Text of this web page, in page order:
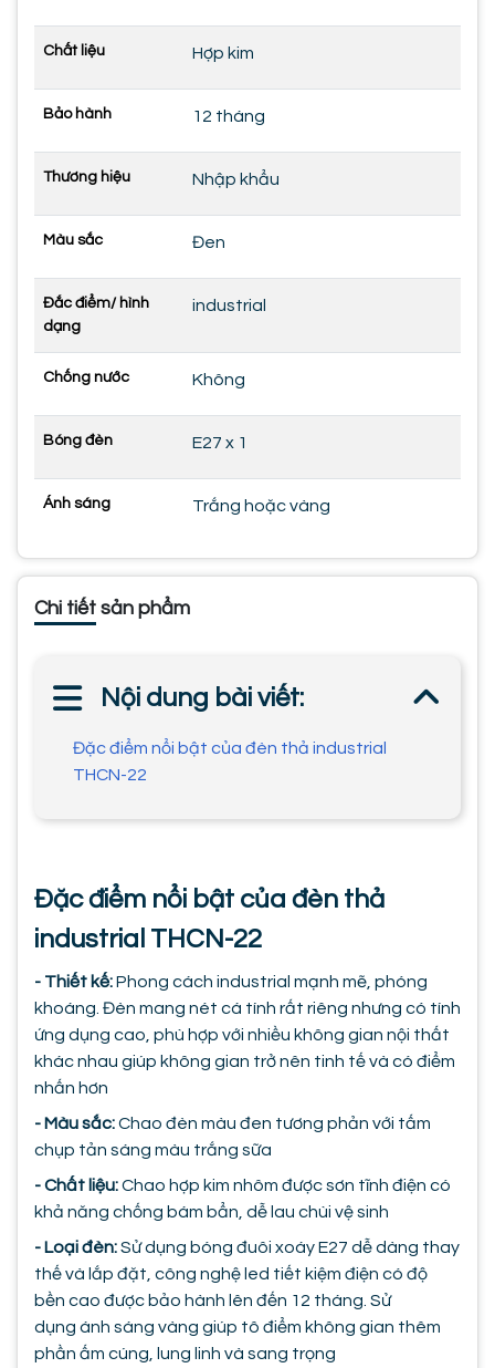
Chất liệu Hợp kim
Bảo hành 12 tháng
Thương hiệu Nhập khẩu
Màu sắc Đen
Đắc điểm/ hình
dạng
industrial
Chống nước Không
Bóng đèn E27 x 1
Ánh sáng Trắng hoặc vàng
Chi tiết sản phẩm
Nội dung bài viết:
Đặc điểm nổi bật của đèn thả industrial
THCN-22
Đặc điểm nổi bật của đèn thả
industrial THCN-22
- Thiết kế:Phong cách industrial mạnh mẽ, phóng
khoáng. Đèn mang nét cá tính rất riêng nhưng có tính
ứng dụng cao, phù hợp với nhiều không gian nội thất
khác nhau giúp không gian trở nên tinh tế và có điểm
nhấn hơn
- Màu sắc:Chao đèn màu đen tương phản với tấm
chụp tản sáng màu trắng sữa
- Chất liệu:Chao hợp kim nhôm được sơn tĩnh điện có
khả năng chống bám bẩn, dễ lau chùi vệ sinh
- Loại đèn:Sử dụng bóng đuôi xoáy E27 dễ dàng thay
thế và lắp đặt, công nghệ led tiết kiệm điện có độ
bền cao được bảo hành lên đến 12 tháng. Sử
dụng ánh sáng vàng giúp tô điểm không gian thêm
phần ấm cúng, lung linh và sang trọng